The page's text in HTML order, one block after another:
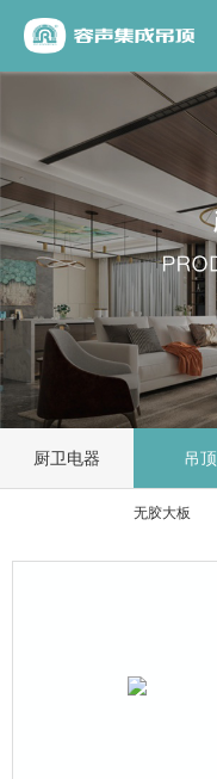
厨卫电器 吊顶
无胶大板